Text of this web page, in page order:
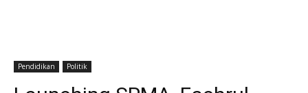
Pendidikan Politik